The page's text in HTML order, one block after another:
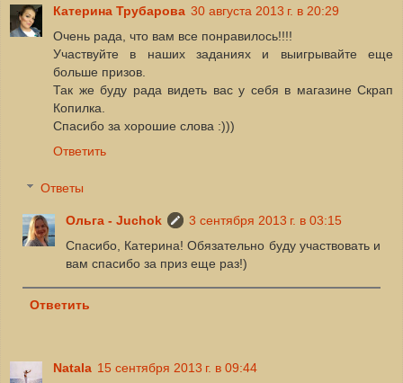
Катерина Трубарова 30 августа 2013 г. в 20:29
Очень рада, что вам все понравилось!!!!
Участвуйте в наших заданиях и выигрывайте еще
больше призов.
Так же буду рада видеть вас у себя в магазине Скрап
Копилка.
Спасибо за хорошие слова :)))
Ответить
Ответы
Ольга - Juchok
3 сентября 2013 г. в 03:15
Спасибо, Катерина! Обязательно буду участвовать и
вам спасибо за приз еще раз!)
Ответить
Natala 15 сентября 2013 г. в 09:44